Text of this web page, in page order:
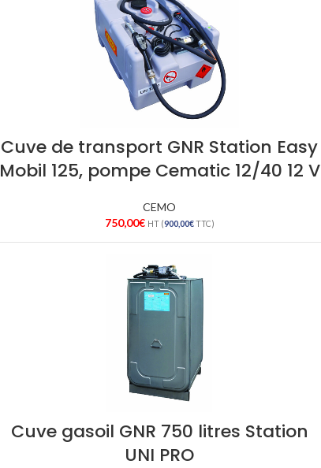
Cuve de transport GNR Station Easy
Mobil 125, pompe Cematic 12/40 12 V
CEMO
750,00€ HT (900,00€TTC)
Cuve gasoil GNR 750 litres Station
UNI PRO